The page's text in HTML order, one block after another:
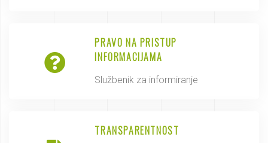
PRAVO NA PRISTUP
INFORMACIJAMA
Službenik za informiranje
TRANSPARENTNOST